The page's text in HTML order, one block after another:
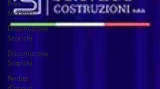
Prov.
Modena
Disostruzione
Scarichi
Disostruzione
Scarichi
Perdita